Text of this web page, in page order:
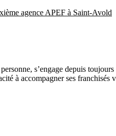
agence APEF à Saint-Avold
s’engage depuis
à accompagner ses franchisés